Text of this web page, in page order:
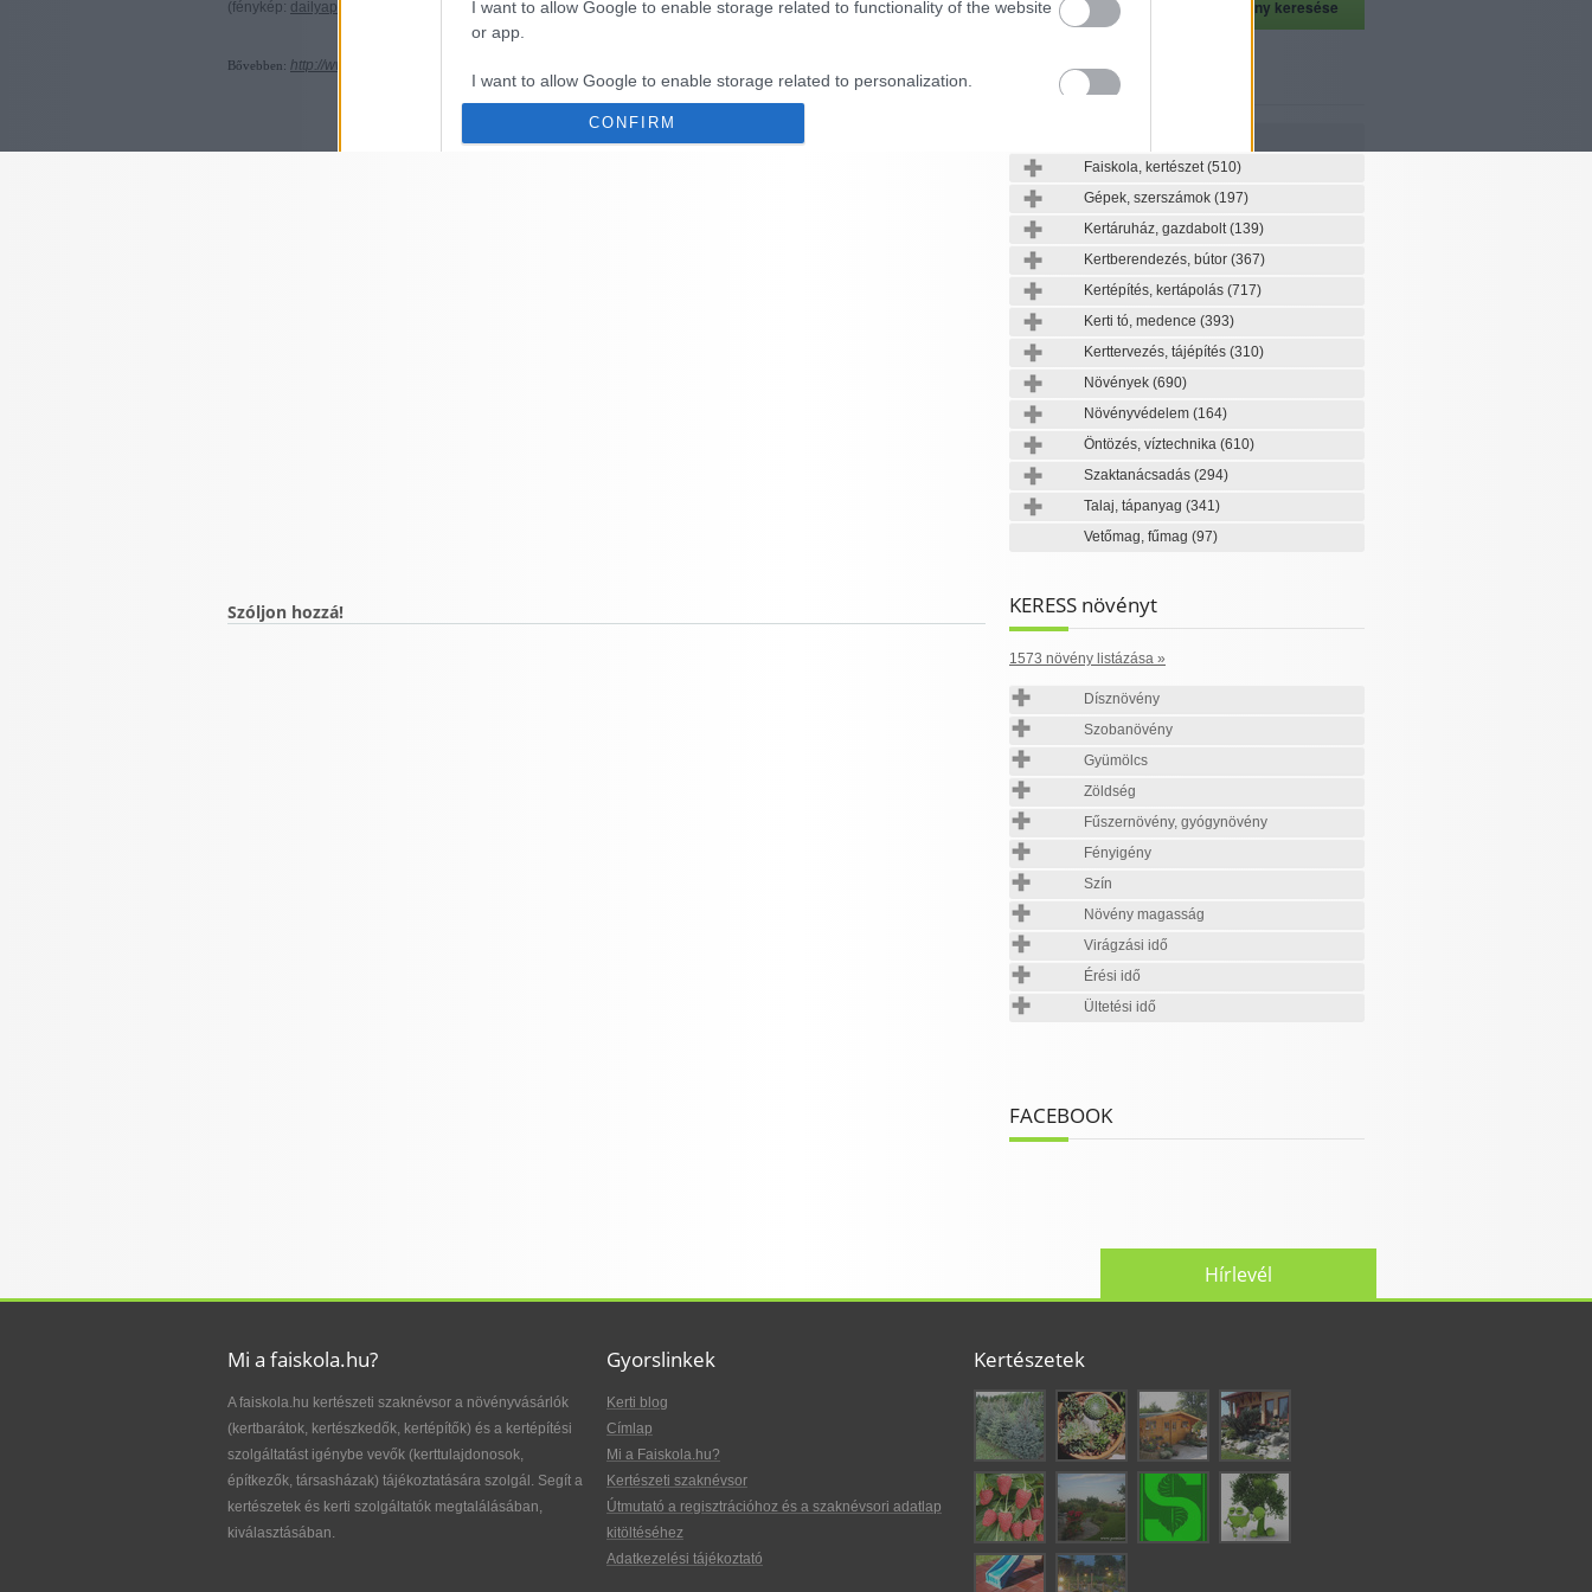
I want to allow Google to enable storage related to functionality of the website
or app.
I want to allow Google to enable storage related to personalization.
authentication functionality and fraud prevention, and other user protection.
CONFIRM
(fénykép: dailyapple.blogspot.com
Bővebben: http://www.gyumolcsfa.hu/fajtaism_korte.php
Szóljon hozzá!
Kertészeti szaknévsor
Faiskola, kertészet(510)
Gépek, szerszámok (197)
Kertáruház, gazdabolt(139)
Kertberendezés, bútor (367)
Kertépítés, kertápolás (717)
Kerti tó, medence (393)
Kerttervezés, tájépítés (310)
Növények (690)
Növényvédelem (164)
Öntözés, víztechnika (610)
Szaktanácsadás (294)
Talaj, tápanyag (341)
Vetőmag, fűmag (97)
KERESS növényt
1573 növény listázása »
Dísznövény
Szobanövény
Gyümölcs
Zöldség
Fűszernövény, gyógynövény
Fényigény
Szín
Növény magasság
Virágzási idő
Érési idő
Ültetési idő
FACEBOOK
Hírlevél
Mi a faiskola.hu?
A faiskola.hu kertészeti szaknévsor a növényvásárlók
(kertbarátok, kertészkedők, kertépítők) és a kertépítési
szolgáltatást igénybe vevők (kerttulajdonosok,
építkezők, társasházak) tájékoztatására szolgál. Segít a
kertészetek és kerti szolgáltatók megtalálásában,
kiválasztásában.
Gyorslinkek
Kerti blog
Címlap
Mi a Faiskola.hu?
Kertészeti szaknévsor
Útmutató a regisztrációhoz és a szaknévsori adatlap
kitöltéséhez
Adatkezelési tájékoztató
Kertészetek